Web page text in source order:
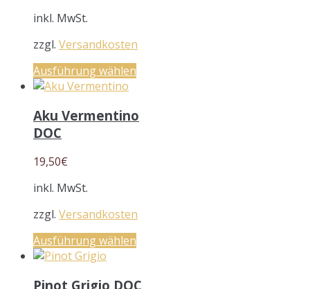
inkl. MwSt.
zzgl. Versandkosten
Ausführung wählen
Aku Vermentino
DOC
19,50€
inkl. MwSt.
zzgl. Versandkosten
Ausführung wählen
Pinot Grigio DOC